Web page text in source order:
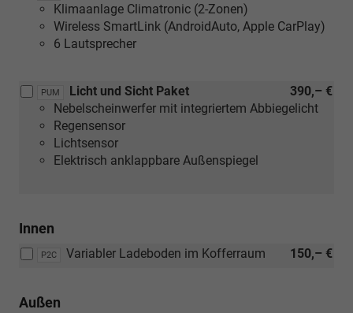
Klimaanlage Climatronic (2-Zonen)
Wireless SmartLink (AndroidAuto, Apple CarPlay)
6 Lautsprecher
PUM 390,– €
Licht und Sicht Paket
Nebelscheinwerfer mit integriertem Abbiegelicht
Regensensor
Lichtsensor
Elektrisch anklappbare Außenspiegel
Innen
P2C 150,– €
Variabler Ladeboden im Kofferraum
Außen